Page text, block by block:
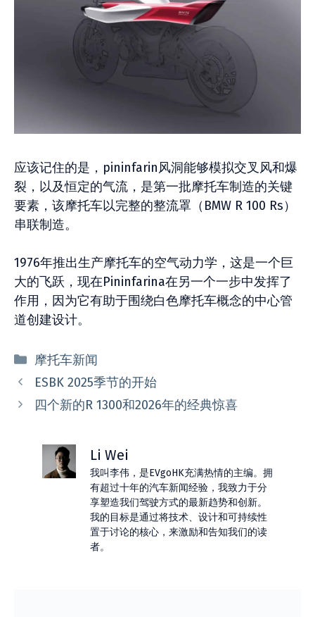
应该记住的是，pininfarin风洞能够模拟交叉风和爆
裂，以及恒定的气流，是第一批摩托车制造的关键
要素，该摩托车以完整的整流罩（BMW R 100 Rs）
串联制造。
1976年推出生产摩托车的空气动力学，这是一个巨
大的飞跃，现在Pininfarina在另一个一步中发挥了
作用，因为它有助于围绕白色摩托车概念的中心管
道创建设计。
分
类
摩托车新闻
ESBK 2025季节的开始
四个新的R 1300和2026年的经典惊喜
Li Wei
我叫李伟，是EVgoHK充满热情的主编。拥
有超过十年的汽车新闻经验，我致力于分
享塑造我们驾驶方式的最新趋势和创新。
我的目标是通过将技术、设计和可持续性
置于讨论的核心，来激励和告知我们的读
者。